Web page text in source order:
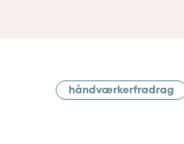
håndværkerfradrag